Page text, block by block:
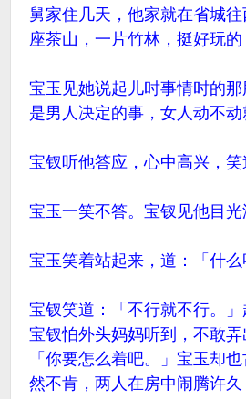
舅家住几天，他家就在省城
座茶山，一片竹林，挺好玩
宝玉见她说起儿时事情时的
是男人决定的事，女人动不
宝钗听他答应，心中高兴，笑
宝玉一笑不答。宝钗见他目
宝玉笑着站起来，道：「什么
宝钗笑道：「不行就不行。
宝钗怕外头妈妈听到，不敢
「你要怎么着吧。」宝玉却
然不肯，两人在房中闹腾许